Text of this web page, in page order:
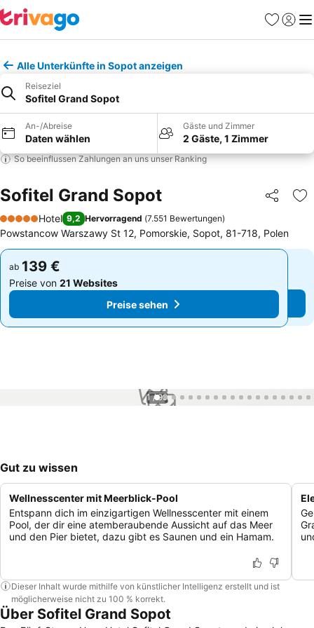
Favoriten
Alle Unterkünfte in Sopot anzeigen
Reiseziel
Sofitel Grand Sopot
An-/Abreise
Daten wählen
Gäste und Zimmer
2 Gäste, 1 Zimmer
So beeinflussen Zahlungen an uns unser Ranking
Sofitel Grand Sopot Teilen
5 Sterne
Hotel 9,2 Hervorragend (7.551 Bewertungen)
Powstancow Warszawy St 12, Pomorskie, Sopot, 81-718, Polen
ab 139 €
Preise von 21 Websites
Preise sehen
ab 139 €
Preise von 21 Websites
Preise sehen
1 / 99
Gut zu wissen
Wellnesscenter mit Meerblick-Pool
Entspann dich im einzigartigen Wellnesscenter mit einem
Pool, der dir eine atemberaubende Aussicht auf das Meer
und den Pier bietet, dazu gibt es Saunen und ein Hamam.
Dieser Inhalt wurde mithilfe von künstlicher Intelligenz erstellt und ist
möglicherweise nicht zu 100 % korrekt.
Über Sofitel Grand Sopot